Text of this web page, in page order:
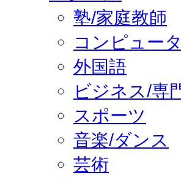
塾/家庭教師
コンピュータ
外国語
ビジネス/専
スポーツ
音楽/ダンス
芸術